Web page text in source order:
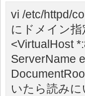
vi /etc/httpd/
にドメイン指
<VirtualHost
ServerName
いたら読み